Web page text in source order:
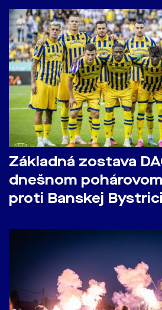
Základná zostava
dnešnom
proti Banskej Bystrici